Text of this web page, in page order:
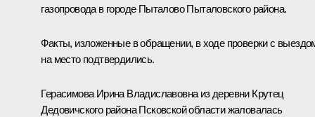
газопровода в городе Пыталово Пыталовского района.
Факты, изложенные в обращении, в ходе проверки с
на место подтвердились.
Герасимова Ирина Владиславовна из деревни Крутец
Дедовичского района Псковской области жаловалась